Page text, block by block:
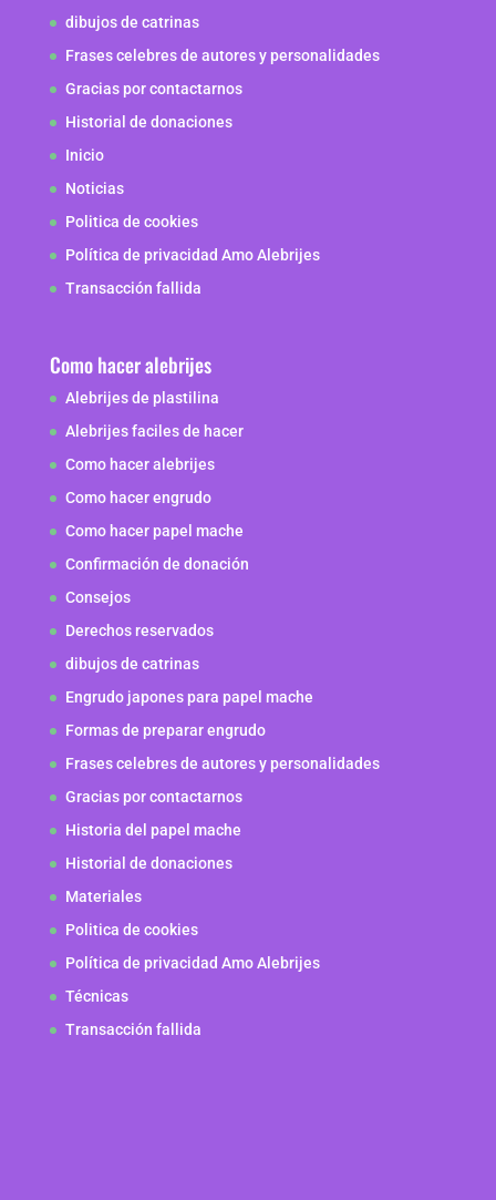
dibujos de catrinas
Frases celebres de autores y personalidades
Gracias por contactarnos
Historial de donaciones
Inicio
Noticias
Politica de cookies
Política de privacidad Amo Alebrijes
Transacción fallida
Como hacer alebrijes
Alebrijes de plastilina
Alebrijes faciles de hacer
Como hacer alebrijes
Como hacer engrudo
Como hacer papel mache
Confirmación de donación
Consejos
Derechos reservados
dibujos de catrinas
Engrudo japones para papel mache
Formas de preparar engrudo
Frases celebres de autores y personalidades
Gracias por contactarnos
Historia del papel mache
Historial de donaciones
Materiales
Politica de cookies
Política de privacidad Amo Alebrijes
Técnicas
Transacción fallida